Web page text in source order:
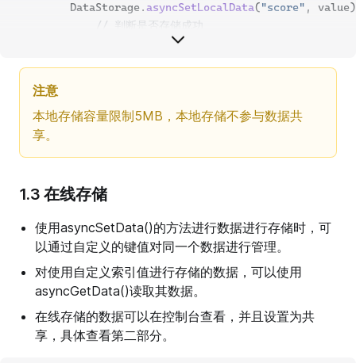
        DataStorage.
asyncSetLocalData("score" ,
// 判断是否存储成功
                  - 返回值：Promise<unknown>
                */
DataStorage.
            }
                console.
log(`asyncSetLocalData: "${
            }
    }
注意
本地存储容量限制5MB，本地存储不参与数据共
享。
1.3 在线存储
使用asyncSetData()的方法进行数据进行存储时，可
以通过自定义的键值对同一个数据进行管理。
对使用自定义索引值进行存储的数据，可以使用
asyncGetData()读取其数据。
在线存储的数据可以在控制台查看，并且设置为共
享，具体查看第二部分。